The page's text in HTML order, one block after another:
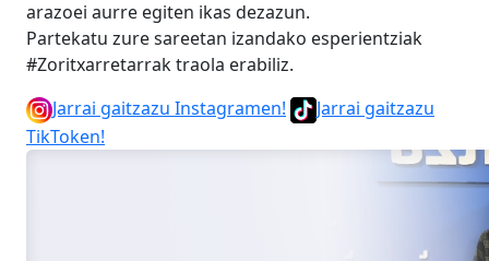
arazoei aurre egiten ikas dezazun.
Partekatu zure sareetan izandako esperientziak
#Zoritxarretarrak traola erabiliz.
Jarrai gaitzazu Instagramen!
Jarrai gaitzazu
TikToken!